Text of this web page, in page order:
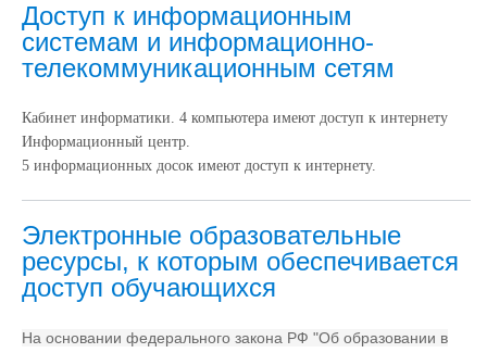
Доступ к информационным
системам и информационно-
телекоммуникационным сетям
Кабинет информатики. 4 компьютера имеют доступ к интернету
Информационный центр.
5 информационных досок имеют доступ к интернету.
Электронные образовательные
ресурсы, к которым обеспечивается
доступ обучающихся
На основании федерального закона РФ "Об образовании в